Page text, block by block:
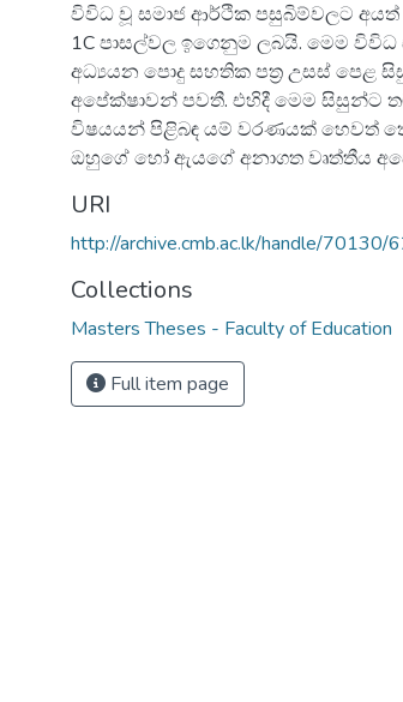
විවිධ වූ සමාජ ආර්ථික පසුබිම්වලට අයත්
1C පාසල්වල ඉගෙනුම ලබයි. මෙම
අධ්‍යයන පොදු සහතික පත්‍ර උසස් පෙළ
අපේක්ෂාවන් පවතී. එහිදී මෙම සිසුන්ට
විෂයයන් පිළිබඳ යම් වරණයක් හෙවත්
ඔහුගේ හෝ ඇයගේ අනාගත වෘත්තීය
URI
http://archive.cmb.ac.lk/handle/70130/
Collections
Masters Theses - Faculty of Education
Full item page